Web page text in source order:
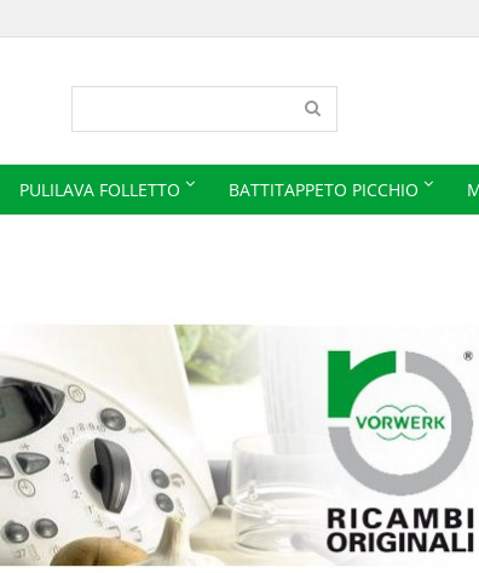
PULILAVA FOLLETTO BATTITAPPETO PICCHIO